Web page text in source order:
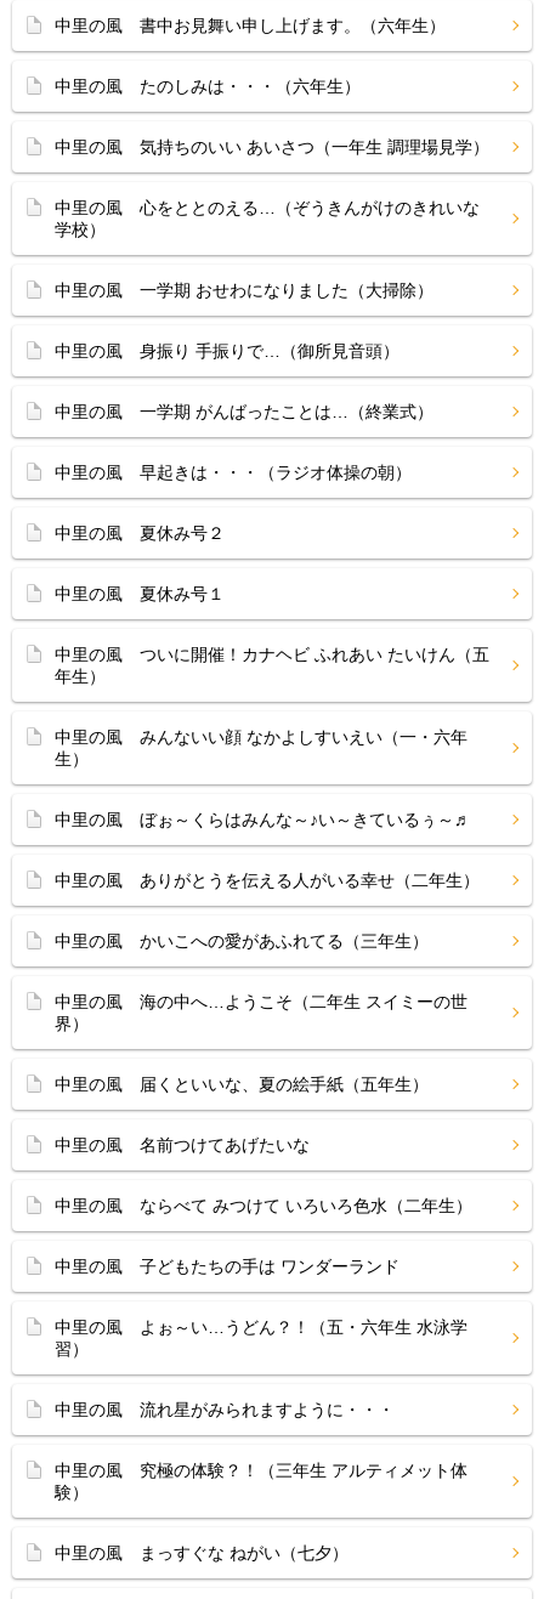
中里の風 書中お見舞い申し上げます。（六年生）
中里の風 たのしみは・・・（六年生）
中里の風 気持ちのいい あいさつ（一年生 調理場見学）
中里の風 心をととのえる…（ぞうきんがけのきれいな
学校）
中里の風 一学期 おせわになりました（大掃除）
中里の風 身振り 手振りで…（御所見音頭）
中里の風 一学期 がんばったことは…（終業式）
中里の風 早起きは・・・（ラジオ体操の朝）
中里の風 夏休み号２
中里の風 夏休み号１
中里の風 ついに開催！カナヘビ ふれあい たいけん（五
年生）
中里の風 みんないい顔 なかよしすいえい（一・六年
生）
中里の風 ぼぉ～くらはみんな～♪い～きているぅ～♬
中里の風 ありがとうを伝える人がいる幸せ（二年生）
中里の風 かいこへの愛があふれてる（三年生）
中里の風 海の中へ…ようこそ（二年生 スイミーの世
界）
中里の風 届くといいな、夏の絵手紙（五年生）
中里の風 名前つけてあげたいな
中里の風 ならべて みつけて いろいろ色水（二年生）
中里の風 子どもたちの手は ワンダーランド
中里の風 よぉ～い…うどん？！（五・六年生 水泳学
習）
中里の風 流れ星がみられますように・・・
中里の風 究極の体験？！（三年生 アルティメット体
験）
中里の風 まっすぐな ねがい（七夕）